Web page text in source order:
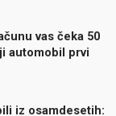
vas čeka 50
automobil prvi
iz osamdesetih: